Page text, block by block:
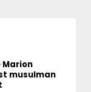
Marion
musulman